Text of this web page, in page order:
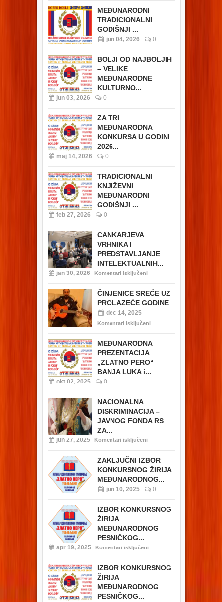
MEĐUNARODNI
TRADICIONALNI
GODIŠNJI ...
jun 04, 2026 0
BOLJI OD NAJBOLJIH
– VELIKE
MEĐUNARODNE
KULTURNO...
jun 03, 2026 0
ZA TRI
MEĐUNARODNA
KONKURSA U GODINI
2026...
maj 14, 2026 0
TRADICIONALNI
KNJIŽEVNI
MEĐUNARODNI
GODIŠNJI ...
feb 27, 2026 0
CANKARJEVA
VRHNIKA I
PREDSTAVLJANJE
INTELEKTUALNIH...
jan 30, 2026 Komentari isključeni
ČINJENICE SREĆE UZ
PROLAZEĆE GODINE
dec 14, 2025
Komentari isključeni
MEĐUNARODNA
PREZENTACIJA
„ZLATNO PERO“
BANJA LUKA i...
okt 02, 2025 0
NACIONALNA
DISKRIMINACIJA –
JAVNOG FONDA RS
ZA...
jun 27, 2025 Komentari isključeni
ZAKLJUČNI IZBOR
KONKURSNOG ŽIRIJA
MEĐUNARODNOG...
jun 10, 2025 0
IZBOR KONKURSNOG
ŽIRIJA
MEĐUNARODNOG
PESNIČKOG...
apr 19, 2025 Komentari isključeni
IZBOR KONKURSNOG
ŽIRIJA
MEĐUNARODNOG
PESNIČKOG...